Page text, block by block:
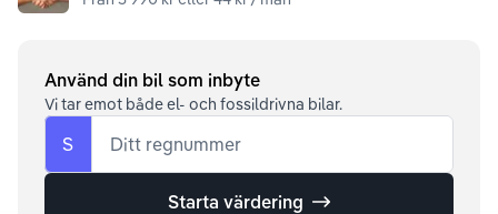
Använd din bil som inbyte
Vi tar emot både el- och fossildrivna bilar.
S Ditt regnummer
Starta värdering